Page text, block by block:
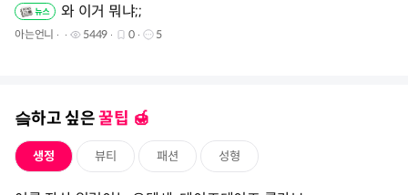
와 이거 뭐냐;;
아는언니 5449 0 5
슼하고 싶은꿀팁 🍯️
생정 뷰티 패션 성형